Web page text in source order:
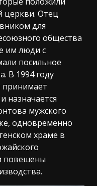
церкви. Отец
для
общества
им люди с
посильное
В 1994 году
принимает
назначается
мужского
одновременно
храме в
повешены